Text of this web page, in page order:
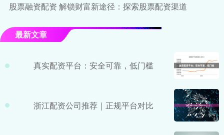
股票融资配资 解锁财富新途径：探索股票配资渠道
最新文章
真实配资平台：安全可靠，低门槛
浙江配资公司推荐｜正规平台对比